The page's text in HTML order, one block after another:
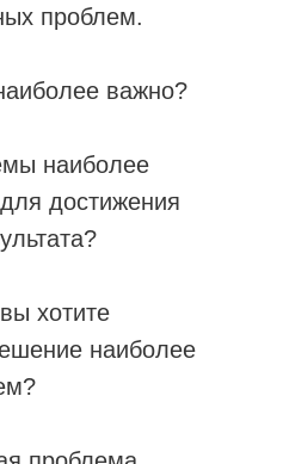
проблем.
важно?
наиболее
достижения
хотите
наиболее